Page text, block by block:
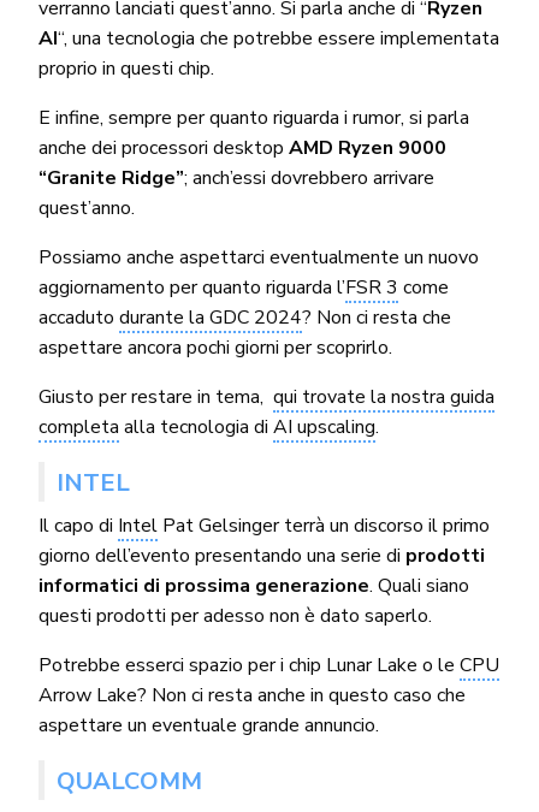
verranno lanciati quest’anno. Si parla anche di “Ryzen
AI“, una tecnologia che potrebbe essere implementata
proprio in questi chip.
E infine, sempre per quanto riguarda i rumor, si parla
anche dei processori desktopAMD Ryzen 9000
“Granite Ridge”; anch’essi dovrebbero arrivare
quest’anno.
Possiamo anche aspettarci eventualmente un nuovo
aggiornamento per quanto riguarda l’FSR 3 come
accaduto durante la GDC 2024? Non ci resta che
aspettare ancora pochi giorni per scoprirlo.
Giusto per restare in tema,qui trovate la nostra guida
completa alla tecnologia diAI upscaling.
INTEL
Il capo di Intel Pat Gelsinger terrà un discorso il primo
giorno dell’evento presentando una serie di prodotti
informatici di prossima generazione. Quali siano
questi prodotti per adesso non è dato saperlo.
Potrebbe esserci spazio per i chip Lunar Lake o leCPU
Arrow Lake? Non ci resta anche in questo caso che
aspettare un eventuale grande annuncio.
QUALCOMM